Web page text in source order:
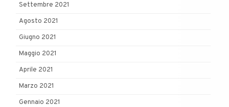
Settembre 2021
Agosto 2021
Giugno 2021
Maggio 2021
Aprile 2021
Marzo 2021
Gennaio 2021